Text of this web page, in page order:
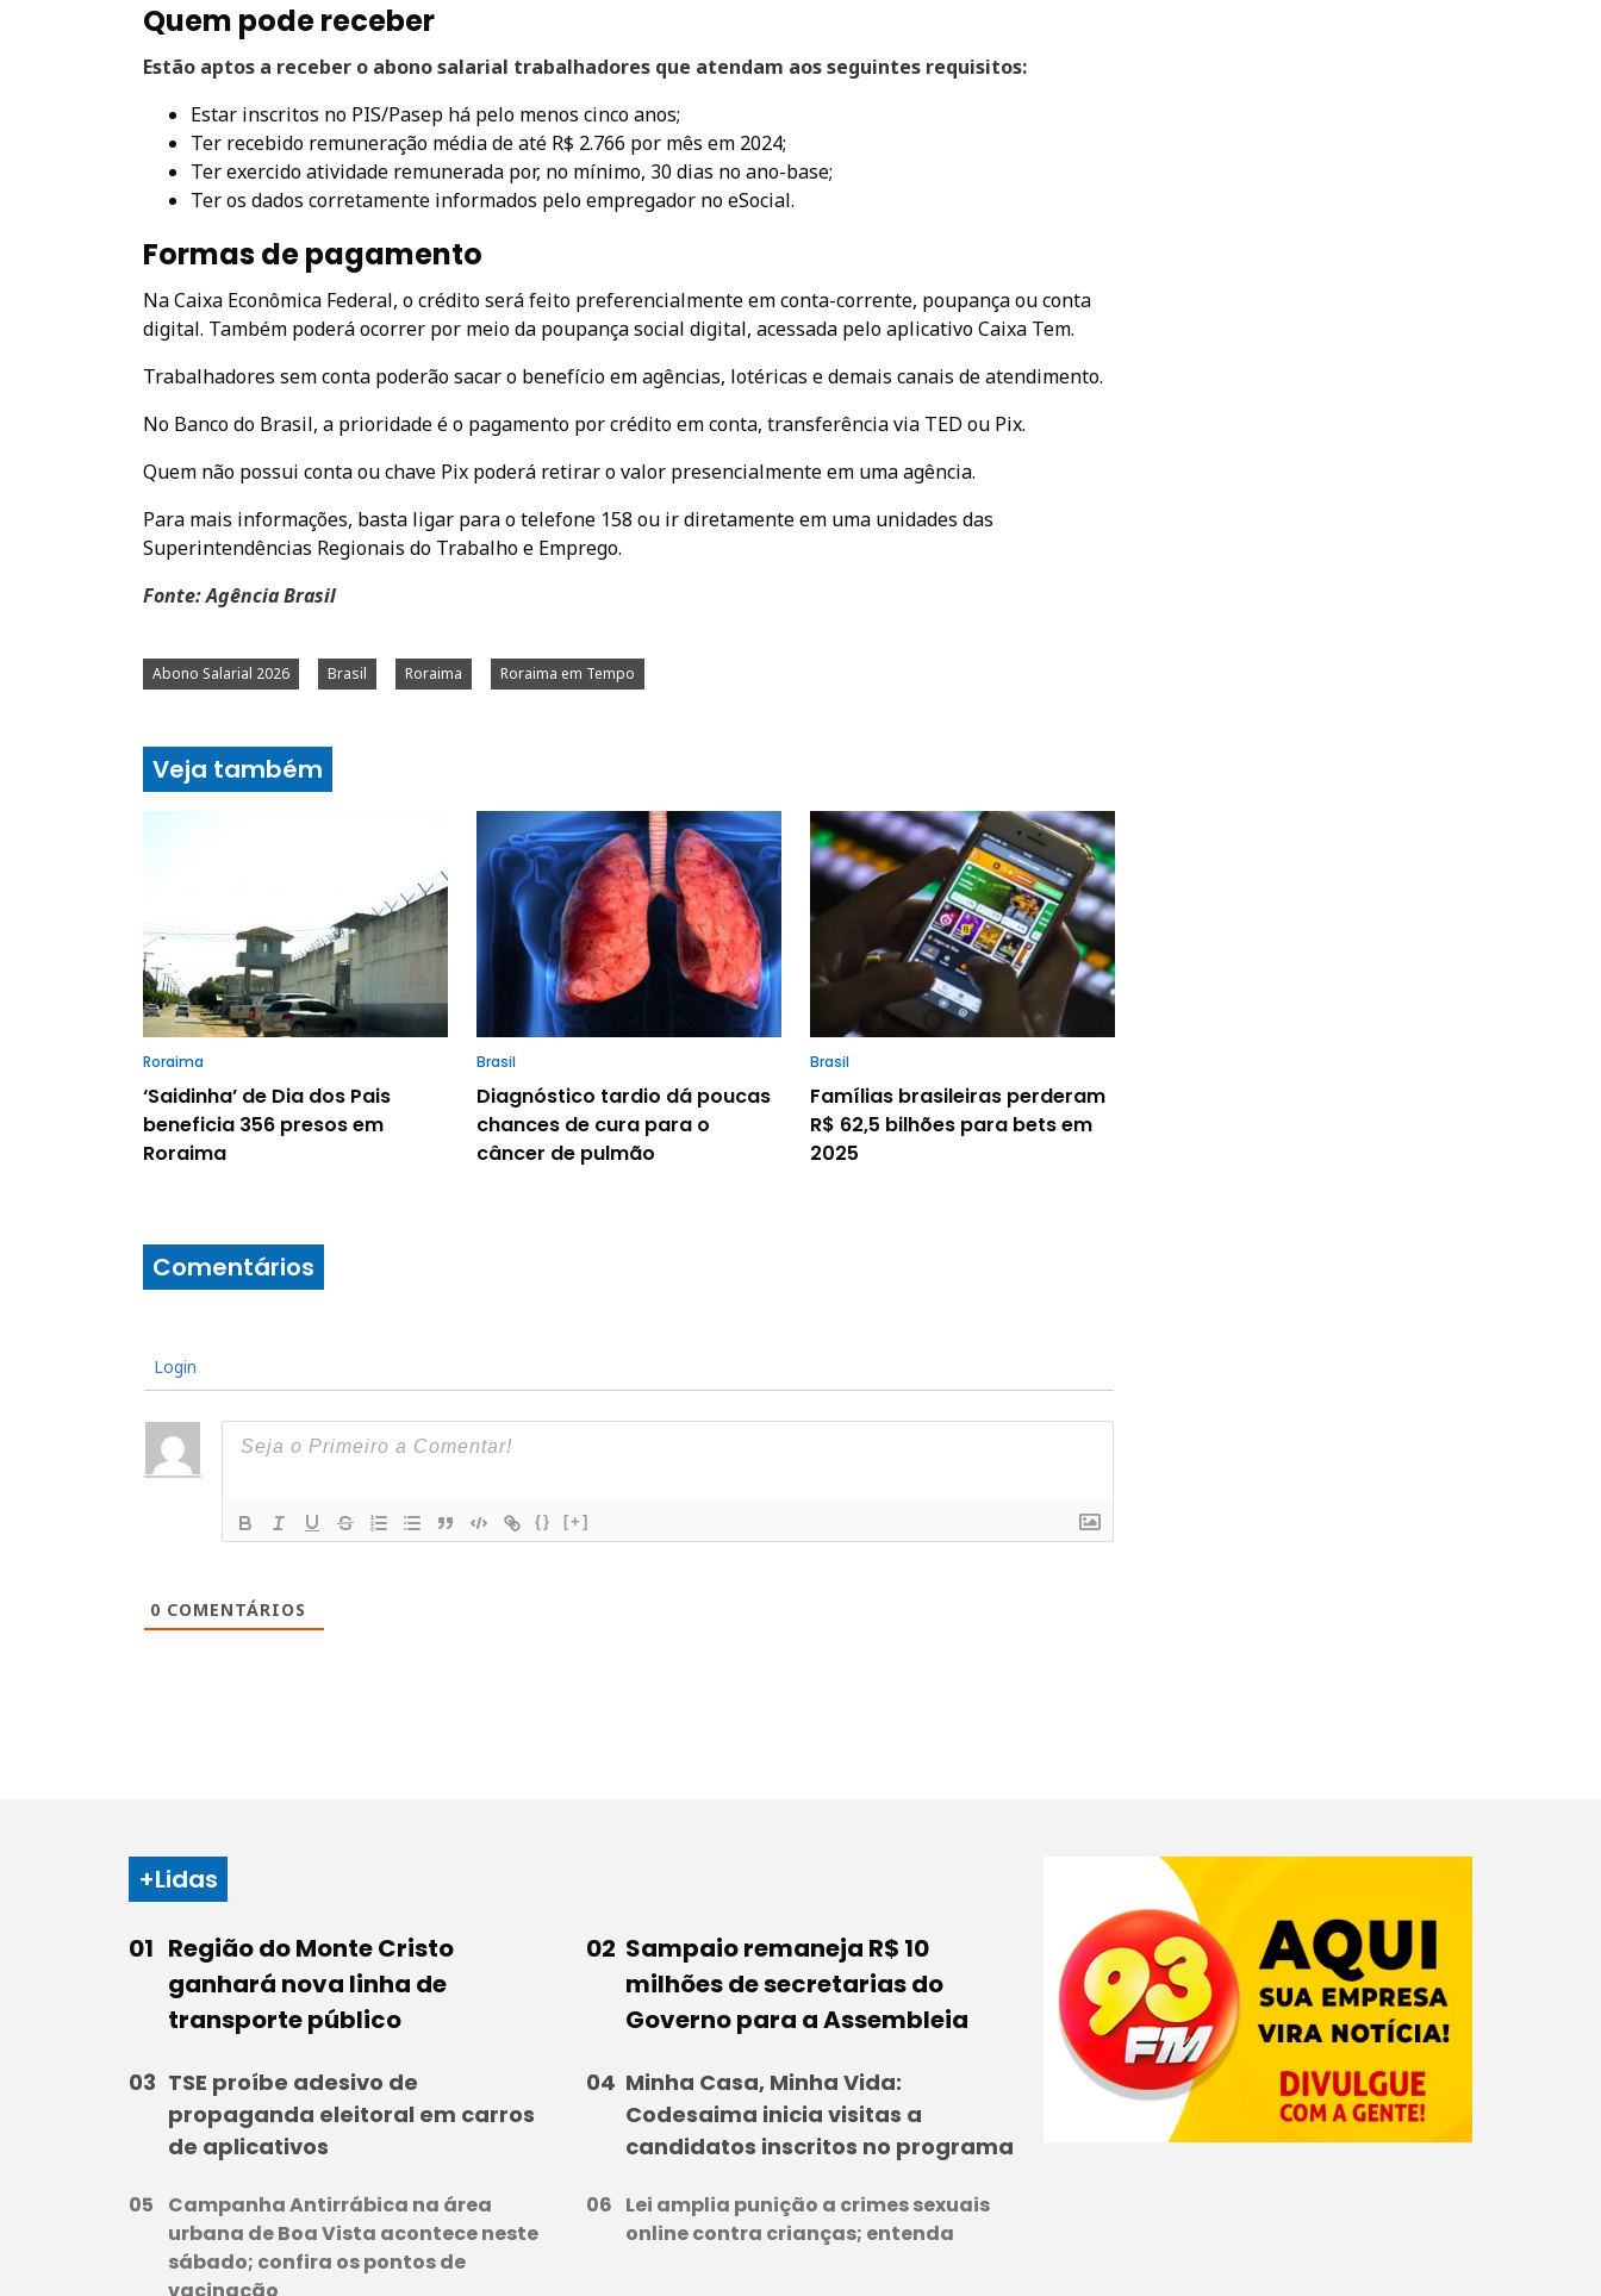
Quem pode receber
Estão aptos a receber o abono salarial trabalhadores que atendam aos seguintes requisitos:
Estar inscritos no PIS/Pasep há pelo menos cinco anos;
Ter recebido remuneração média de até R$ 2.766 por mês em 2024;
Ter exercido atividade remunerada por, no mínimo, 30 dias no ano-base;
Ter os dados corretamente informados pelo empregador no eSocial.
Formas de pagamento
Na Caixa Econômica Federal, o crédito será feito preferencialmente em conta-corrente, poupança ou conta
digital. Também poderá ocorrer por meio da poupança social digital, acessada pelo aplicativo Caixa Tem.
Trabalhadores sem conta poderão sacar o benefício em agências, lotéricas e demais canais de atendimento.
No Banco do Brasil, a prioridade é o pagamento por crédito em conta, transferência via TED ou Pix.
Quem não possui conta ou chave Pix poderá retirar o valor presencialmente em uma agência.
Para mais informações, basta ligar para o telefone 158 ou ir diretamente em uma unidades das
Superintendências Regionais do Trabalho e Emprego.
Fonte: Agência Brasil
Abono Salarial 2026 Brasil Roraima Roraima em Tempo
Veja também
Roraima
‘Saidinha’ de Dia dos Pais
beneficia 356 presos em
Roraima
Brasil
Diagnóstico tardio dá poucas
chances de cura para o
câncer de pulmão
Brasil
Famílias brasileiras perderam
R$ 62,5 bilhões para bets em
2025
Comentários
Login
{} [+]
0 COMENTÁRIOS
+Lidas
Região do Monte Cristo
ganhará nova linha de
transporte público
Sampaio remaneja R$ 10
milhões de secretarias do
Governo para a Assembleia
TSE proíbe adesivo de
propaganda eleitoral em carros
de aplicativos
Minha Casa, Minha Vida:
Codesaima inicia visitas a
candidatos inscritos no programa
Campanha Antirrábica na área
urbana de Boa Vista acontece neste
sábado; confira os pontos de
Lei amplia punição a crimes sexuais
online contra crianças; entenda